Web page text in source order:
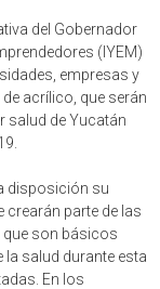
del Gobernador
(IYEM)
empresas y
acrílico, que serán
salud de Yucatán
disposición su
crearán parte de las
que son básicos
la salud durante esta
En los